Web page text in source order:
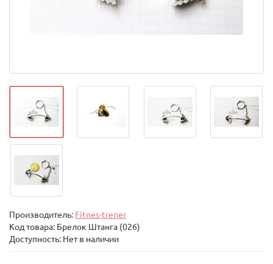
Производитель: Fitnes-trener
Код товара: Брелок Штанга (026)
Доступность: Нет в наличии